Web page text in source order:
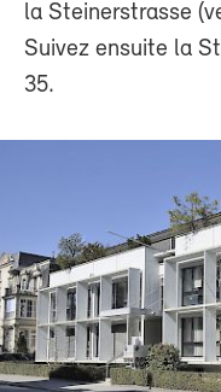
la Steinerstrasse
Suivez ensuite la
35.